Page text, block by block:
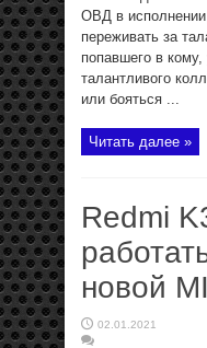
ОВД в
переживать за
попавшего в кому,
талантливого
или бояться ...
Читать далее »
Redmi
новой
02.01.2021